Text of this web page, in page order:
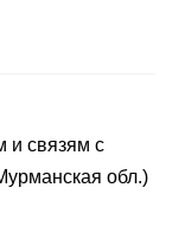
и связям с
обл.)